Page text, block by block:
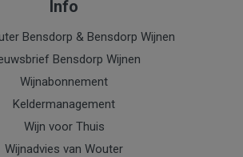
Info
Bensdorp & Bensdorp Wijnen
Bensdorp Wijnen
Wijnabonnement
Keldermanagement
Wijn voor Thuis
Wijnadvies van Wouter